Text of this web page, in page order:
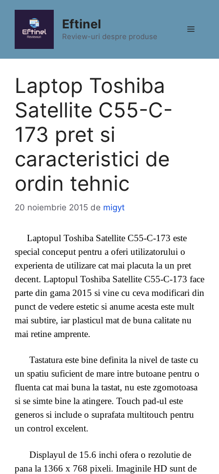
conținut
Eftinel
Review-uri despre produse
Meniu
Laptop Toshiba
Satellite C55-C-
173 pret si
caracteristici de
ordin tehnic
20 noiembrie 2015 de migyt
Laptopul Toshiba Satellite C55-C-173 este
special conceput pentru a oferi utilizatorului o
experienta de utilizare cat mai placuta la un pret
decent. Laptopul Toshiba Satellite C55-C-173 face
parte din gama 2015 si vine cu ceva modificari din
punct de vedere estetic si anume acesta este mult
mai subtire, iar plasticul mat de buna calitate nu
mai retine amprente.
Tastatura este bine definita la nivel de taste cu
un spatiu suficient de mare intre butoane pentru o
fluenta cat mai buna la tastat, nu este zgomotoasa
si se simte bine la atingere. Touch pad-ul este
generos si include o suprafata multitouch pentru
un control excelent.
Displayul de 15.6 inchi ofera o rezolutie de
pana la 1366 x 768 pixeli. Imaginile HD sunt de